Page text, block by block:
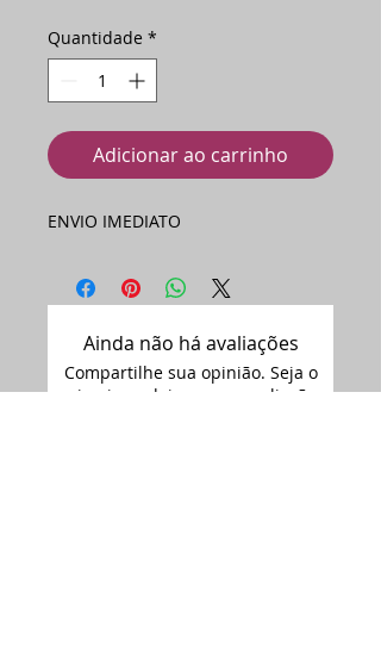
Quantidade *
Adicionar ao carrinho
ENVIO IMEDIATO
Ainda não há avaliações
Compartilhe sua opinião. Seja o
primeiro a deixar uma avaliação.